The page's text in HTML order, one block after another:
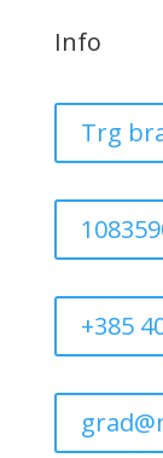
Info
Trg
+385